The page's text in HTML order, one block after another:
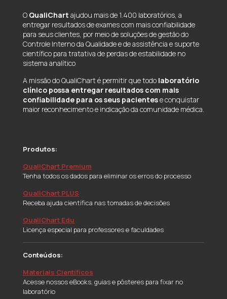
O QualiChart ajudou mais de 1.400 laboratórios, a
entregar resultados de exames com mais confiabilidade
para seus clientes, por meio de soluções de gestão do
Controle Interno da Qualidade e de assistência e suporte
científico para tratativa de perdas de estabilidade no
sistema analítico
A missão do QualiChart é permitir que todo laboratório
clínico possa entregar resultados com mais
confiabilidade para os seus pacientese conquistar
maior reconhecimento e indicação da comunidade médica.
Produtos:
QualiChart Premium
Tenha todos os dados para eliminar os erros do processo
QualiChart PLUS
Receba ajuda científica nas tomadas de decisões
QualiChart Edu
Licença especial para professores e faculdades
Conteúdos:
Materiais Científicos
Acesse nossos eBooks, guias e pôsteres para fixar no
laboratório